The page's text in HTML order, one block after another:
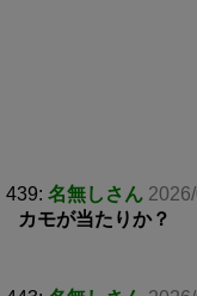
439: 名無しさん
カモが当たりか？